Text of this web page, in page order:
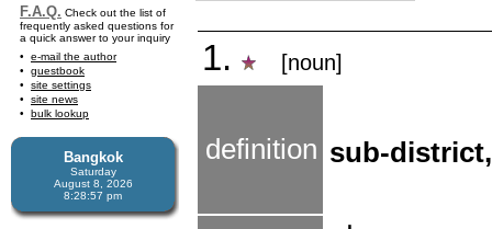
F.A.Q. Check out the list of
frequently asked questions for
a quick answer to your inquiry
e-mail the author
guestbook
site settings
site news
bulk lookup
Bangkok
Saturday
August 8, 2026
8:28:58 pm
1. [noun]
definition sub-